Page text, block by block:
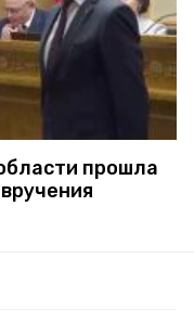
прошла